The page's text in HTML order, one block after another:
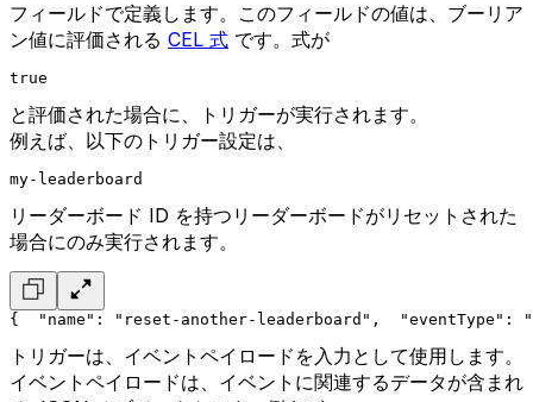
フィールドで定義します。このフィールドの値は、ブーリア
ン値に評価される CEL 式 です。式が
true
と評価された場合に、トリガーが実行されます。
例えば、以下のトリガー設定は、
my-leaderboard
リーダーボード ID を持つリーダーボードがリセットされた
場合にのみ実行されます。
{
  "name": "reset-another-leaderboard",
"eventType":
トリガーは、イベントペイロードを入力として使用します。
イベントペイロードは、イベントに関連するデータが含まれ